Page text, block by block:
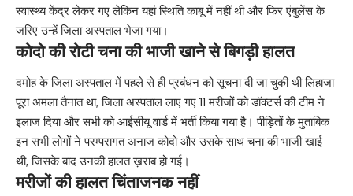
स्वास्थ्य केंद्र लेकर गए लेकिन यहां स्थिति काबू में नहीं थी और फिर एंबुलेंस के
जरिए उन्हें जिला अस्पताल भेजा गया।
कोदो की रोटी चना की भाजी खाने से बिगड़ी हालत
दमोह के जिला अस्पताल में पहले से ही प्रबंधन को सूचना दी जा चुकी थी लिहाजा
पूरा अमला तैनात था, जिला अस्पताल लाए गए 11 मरीजों को डॉक्टर्स की टीम ने
इलाज दिया और सभी को आईसीयू वार्ड में भर्ती किया गया है। पीड़ितों के मुताबिक
इन सभी लोगों ने परम्परागत अनाज कोदो और उसके साथ चना की भाजी खाई
थी, जिसके बाद उनकी हालत ख़राब हो गई।
मरीजों की हालत चिंताजनक नहीं